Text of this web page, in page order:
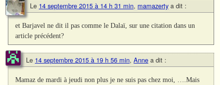
Le 14 septembre 2015 à 14 h 31 min, mamazerty a dit :
et Barjavel ne dit il pas comme le Dalaï, sur une citation dans un
article précédent?
Le 14 septembre 2015 à 19 h 56 min, Anne a dit :
Mamaz de mardi à jeudi non plus je ne suis pas chez moi, ….Mais